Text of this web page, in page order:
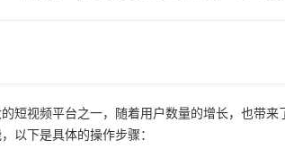
短视频平台之一，随着用户数量的增长，也带来
以下是具体的操作步骤：